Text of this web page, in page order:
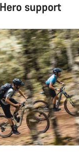
support
kundestøtte står